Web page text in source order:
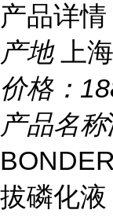
产品详情
产地
上海
价格：
产品名称
拔磷化液